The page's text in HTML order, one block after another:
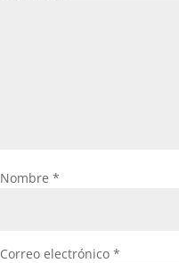
Nombre *
Correo electrónico *